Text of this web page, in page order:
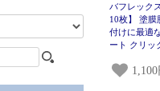
バフレック
10枚】 塗膜
付けに最適
ート クリッ